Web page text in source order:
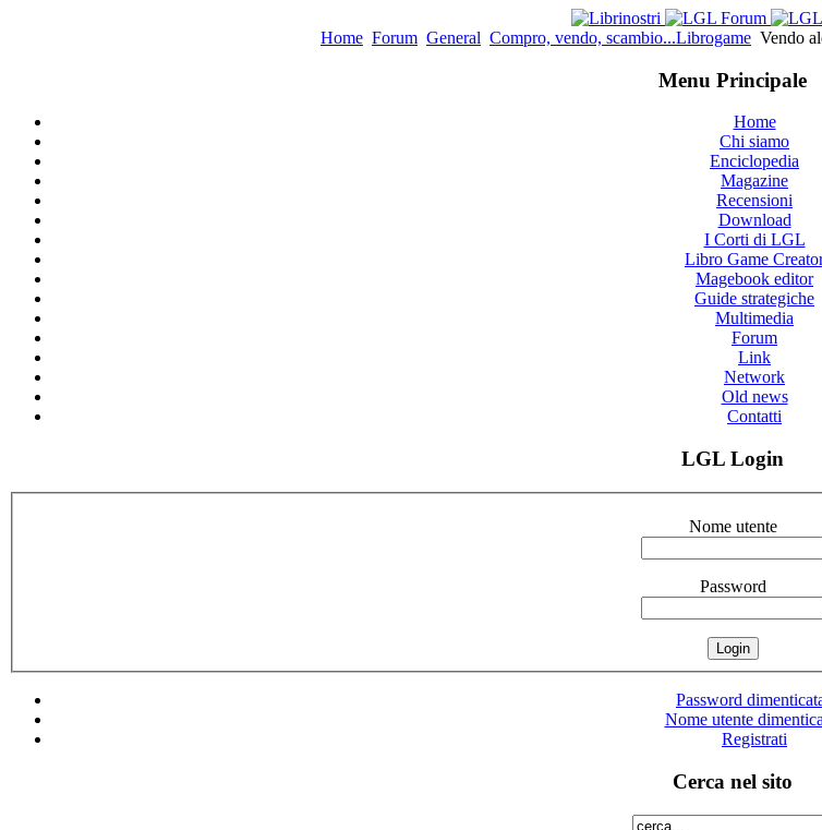
Home Forum General Compro, vendo, scambio...Librogame Vendo
Menu Principale
Home
Chi siamo
Enciclopedia
Magazine
Recensioni
Download
I Corti di LGL
Libro Game
Magebook editor
Guide strategiche
Multimedia
Forum
Link
Network
Old news
Contatti
LGL Login
Nome utente
Password
Password
Nome utente
Registrati
Cerca nel sito